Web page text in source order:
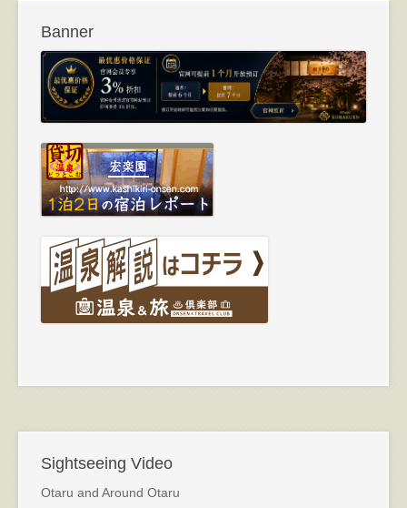
Banner
Sightseeing Video
Otaru and Around Otaru